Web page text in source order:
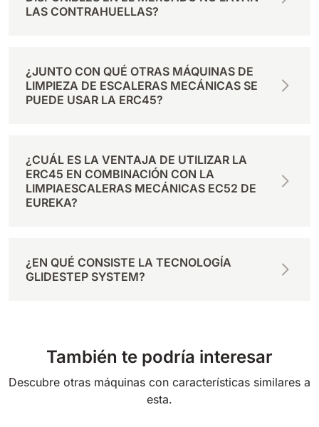
LAS CONTRAHUELLAS?
¿JUNTO CON QUÉ OTRAS MÁQUINAS DE
LIMPIEZA DE ESCALERAS MECÁNICAS SE
PUEDE USAR LA ERC45?
¿CUÁL ES LA VENTAJA DE UTILIZAR LA
ERC45 EN COMBINACIÓN CON LA
LIMPIAESCALERAS MECÁNICAS EC52 DE
EUREKA?
¿EN QUÉ CONSISTE LA TECNOLOGÍA
GLIDESTEP SYSTEM?
También te podría interesar
Descubre otras máquinas con características similares a
esta.